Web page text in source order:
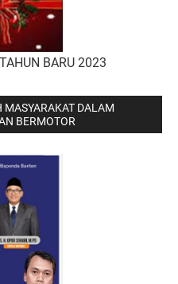
BARU 2023
DALAM
BERMOTOR